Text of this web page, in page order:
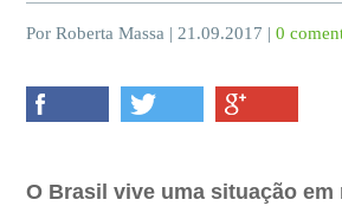
Por Roberta Massa | 21.09.2017 |0
O Brasil vive uma situação em